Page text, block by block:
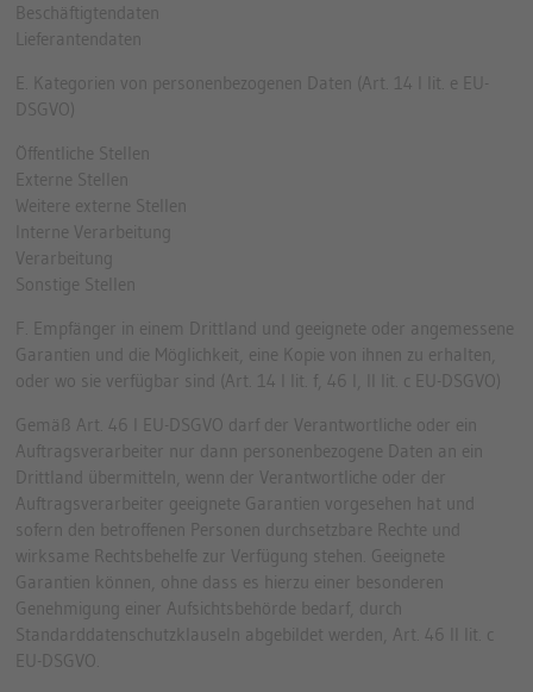
Beschäftigtendaten
Lieferantendaten
E. Kategorien von personenbezogenen Daten (Art. 14 I lit. e EU-
DSGVO)
Öffentliche Stellen
Externe Stellen
Weitere externe Stellen
Interne Verarbeitung
Verarbeitung
Sonstige Stellen
F. Empfänger in einem Drittland und geeignete oder angemessene
Garantien und die Möglichkeit, eine Kopie von ihnen zu erhalten,
oder wo sie verfügbar sind (Art. 14 I lit. f, 46 I, II lit. c EU-DSGVO)
Gemäß Art. 46 I EU-DSGVO darf der Verantwortliche oder ein
Auftragsverarbeiter nur dann personenbezogene Daten an ein
Drittland übermitteln, wenn der Verantwortliche oder der
Auftragsverarbeiter geeignete Garantien vorgesehen hat und
sofern den betroffenen Personen durchsetzbare Rechte und
wirksame Rechtsbehelfe zur Verfügung stehen. Geeignete
Garantien können, ohne dass es hierzu einer besonderen
Genehmigung einer Aufsichtsbehörde bedarf, durch
Standarddatenschutzklauseln abgebildet werden, Art. 46 II lit. c
EU-DSGVO.